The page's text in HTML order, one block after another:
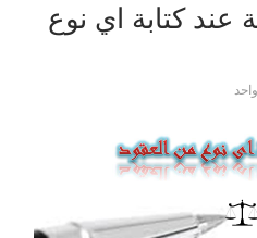
عند كتابة اي نوع